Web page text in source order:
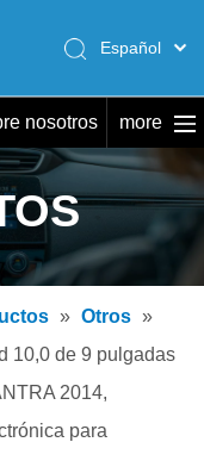
Español
Pусский
Português
nosotros more
» Otros »
10,0 de 9 pulgadas
2014,
para